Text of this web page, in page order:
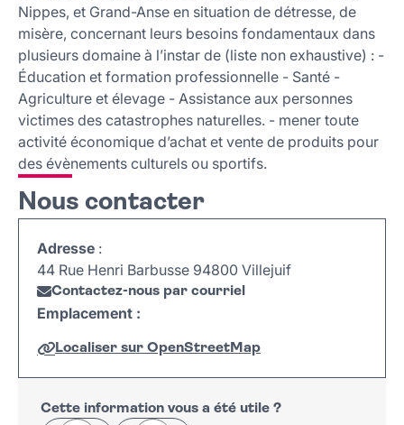
Nippes, et Grand-Anse en situation de détresse, de
misère, concernant leurs besoins fondamentaux dans
plusieurs domaine à l’instar de (liste non exhaustive) : -
Éducation et formation professionnelle - Santé -
Agriculture et élevage - Assistance aux personnes
victimes des catastrophes naturelles. - mener toute
activité économique d’achat et vente de produits pour
des évènements culturels ou sportifs.
Nous contacter
Adresse :
44 Rue Henri Barbusse 94800 Villejuif
Contactez-nous par courriel
Emplacement :
Localiser sur OpenStreetMap
+
−
Leaflet
Cette information vous a été utile ?